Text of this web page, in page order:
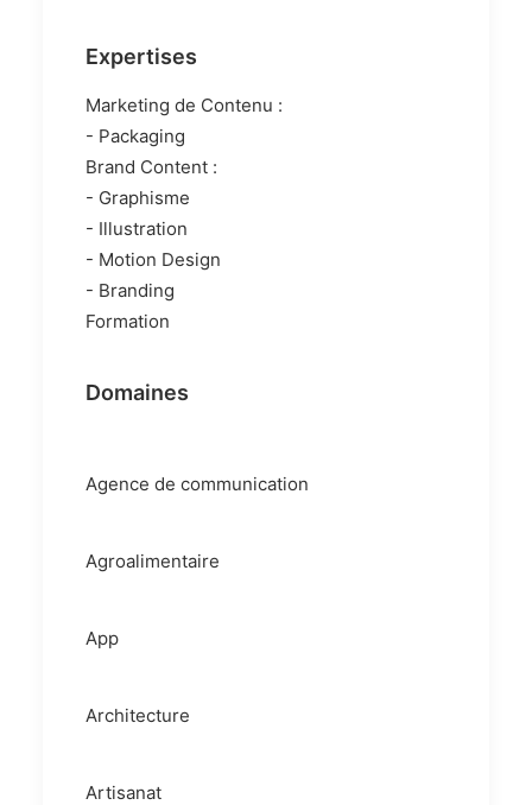
Expertises
Marketing de Contenu :
- Packaging
Brand Content :
- Graphisme
- Illustration
- Motion Design
- Branding
Formation
Domaines
Agence de communication
Agroalimentaire
App
Architecture
Artisanat